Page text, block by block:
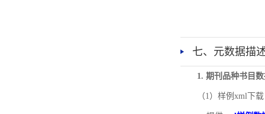
七、元数据描
1. 期刊品种书目
（1）样例xml下载